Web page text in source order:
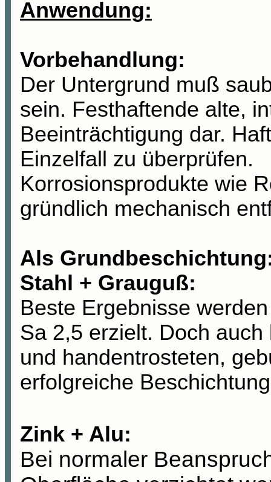
Anwendung:
Vorbehandlung:
Der Untergrund muß
sein. Festhaftende alte,
Beeinträchtigung dar.
Einzelfall zu überprüfen.
Korrosionsprodukte wie
gründlich mechanisch
Als
Stahl + Grauguß:
Beste Ergebnisse
Sa 2,5 erzielt. Doch
und handentrosteten,
erfolgreiche
Zink + Alu:
Bei normaler